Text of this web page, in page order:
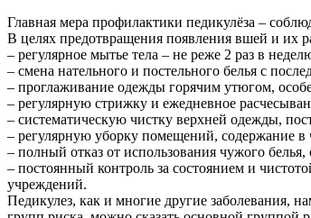
Главная мера профилактики педикулёза –
В целях предотвращения появления вшей и их
– регулярное мытье тела – не реже 2 раз в
– смена нательного и постельного белья с
– проглаживание одежды горячим утюгом,
– регулярную стрижку и ежедневное
– систематическую чистку верхней одежды,
– регулярную уборку помещений, содержание в
– полный отказ от использования чужого
– постоянный контроль за состоянием и
учреждений.
Педикулез, как и многие другие заболевания,